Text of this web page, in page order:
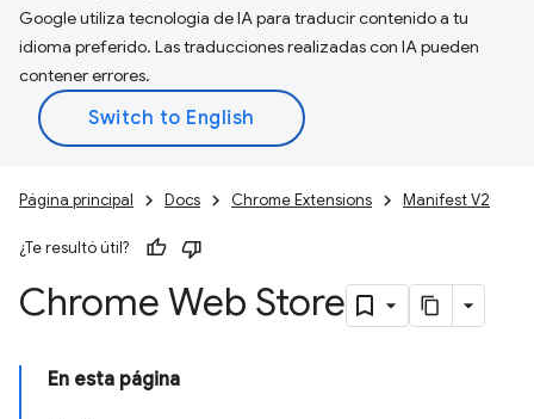
Google utiliza tecnología de IA para traducir contenido a tu
idioma preferido. Las traducciones realizadas con IA pueden
contener errores.
Página principal Docs Chrome Extensions Manifest V2
¿Te resultó útil?
Chrome Web Store
En esta página